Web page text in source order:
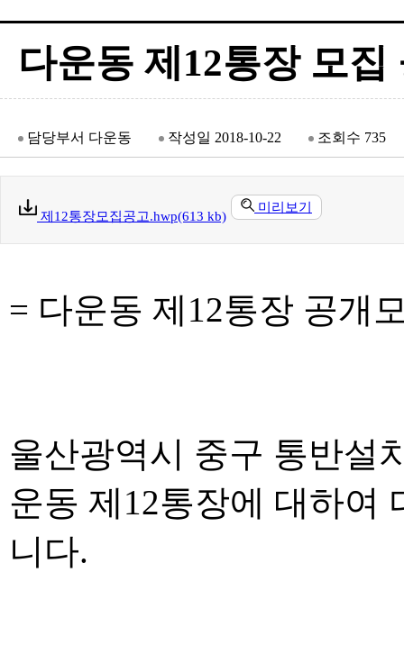
다운동 제12통장 모집
담당부서 다운동 작성일 2018-10-22 조회수 735
제12통장모집공고.hwp(613 kb)
미리보기
= 다운동 제12통장 공개
울산광역시 중구 통반설
운동 제12통장에 대하여
니다.